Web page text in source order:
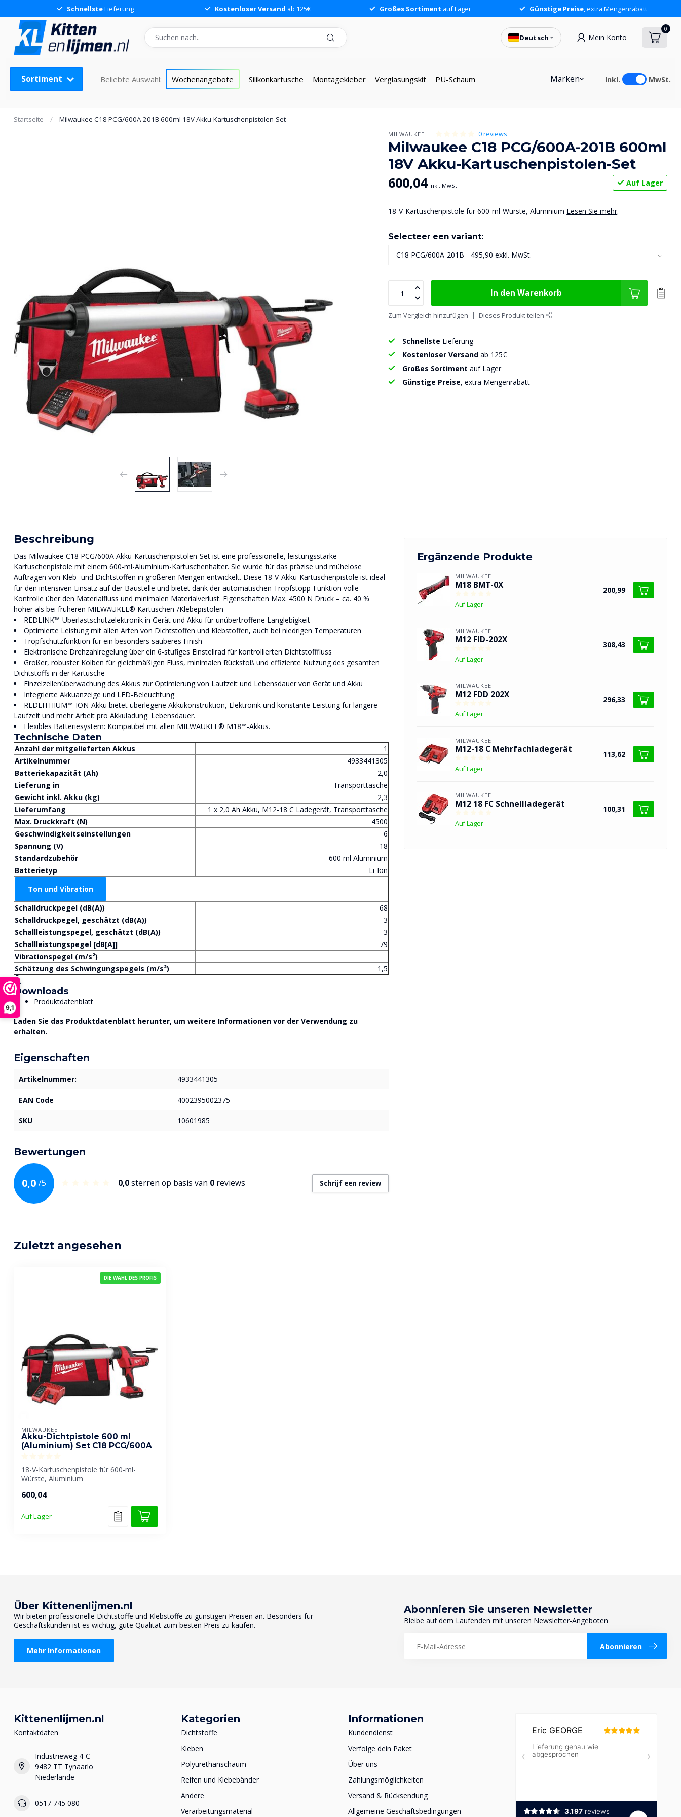
9,1
SchnellsteLieferung Kostenloser Versand ab 125€ Großes Sortiment auf Lager Günstige Preise, extra Mengenrabatt
Deutsch Mein Konto
0
Sortiment Beliebte Auswahl: Wochenangebote Silikonkartusche Montagekleber Verglasungskit PU-Schaum Marken Inkl. MwSt.
Startseite / Milwaukee C18 PCG/600A-201B 600ml 18V Akku-Kartuschenpistolen-Set
MILWAUKEE 0 reviews
Milwaukee C18 PCG/600A-201B 600ml
18V Akku-Kartuschenpistolen-Set
600,04 Inkl. MwSt. Auf Lager
18-V-Kartuschenpistole für 600-ml-Würste, Aluminium Lesen Sie mehr.
Selecteer een variant:
In den Warenkorb
Zum Vergleich hinzufügen Dieses Produkt teilen
Schnellste Lieferung
Kostenloser Versand ab 125€
Großes Sortiment auf Lager
Günstige Preise, extra Mengenrabatt
Beschreibung
Das Milwaukee C18 PCG/600A Akku-Kartuschenpistolen-Set ist eine professionelle, leistungsstarke
Kartuschenpistole mit einem 600-ml-Aluminium-Kartuschenhalter. Sie wurde für das präzise und mühelose
Auftragen von Kleb- und Dichtstoffen in größeren Mengen entwickelt. Diese 18-V-Akku-Kartuschenpistole ist ideal
für den intensiven Einsatz auf der Baustelle und bietet dank der automatischen Tropfstopp-Funktion volle
Kontrolle über den Materialfluss und minimalen Materialverlust. Eigenschaften Max. 4500 N Druck – ca. 40 %
höher als bei früheren MILWAUKEE® Kartuschen-/Klebepistolen
REDLINK™-Überlastschutzelektronik in Gerät und Akku für unübertroffene Langlebigkeit
Optimierte Leistung mit allen Arten von Dichtstoffen und Klebstoffen, auch bei niedrigen Temperaturen
Tropfschutzfunktion für ein besonders sauberes Finish
Elektronische Drehzahlregelung über ein 6-stufiges Einstellrad für kontrollierten Dichtstofffluss
Großer, robuster Kolben für gleichmäßigen Fluss, minimalen Rückstoß und effiziente Nutzung des gesamten
Dichtstoffs in der Kartusche
Einzelzellenüberwachung des Akkus zur Optimierung von Laufzeit und Lebensdauer von Gerät und Akku
Integrierte Akkuanzeige und LED-Beleuchtung
REDLITHIUM™-ION-Akku bietet überlegene Akkukonstruktion, Elektronik und konstante Leistung für längere
Laufzeit und mehr Arbeit pro Akkuladung. Lebensdauer.
Flexibles Batteriesystem: Kompatibel mit allen MILWAUKEE® M18™-Akkus.
Technische Daten
Anzahl der mitgelieferten Akkus
1
Artikelnummer
4933441305
Batteriekapazität (Ah)
2,0
Lieferung in
Transporttasche
Gewicht inkl. Akku (kg)
2,3
Lieferumfang
1 x 2,0 Ah Akku, M12-18 C Ladegerät, Transporttasche
Max. Druckkraft (N)
4500
Geschwindigkeitseinstellungen
6
Spannung (V)
18
Standardzubehör
600 ml Aluminium
Batterietyp
Li-Ion
Ton und Vibration
Schalldruckpegel (dB(A))
68
Schalldruckpegel, geschätzt (dB(A))
3
Schallleistungspegel, geschätzt (dB(A))
3
Schallleistungspegel [dB[A]]
79
Vibrationspegel (m/s²)
Schätzung des Schwingungspegels (m/s²)
1,5
Â
Downloads
Produktdatenblatt
Laden Sie das Produktdatenblatt herunter, um weitere Informationen vor der Verwendung zu
erhalten.
Eigenschaften
Artikelnummer: 4933441305
EAN Code 4002395002375
SKU 10601985
Bewertungen
0,0 /5 0,0sterren op basis van 0 reviews Schrijf een review
Ergänzende Produkte
MILWAUKEE
M18 BMT-0X
Auf Lager
200,99
MILWAUKEE
M12 FID-202X
Auf Lager
308,43
MILWAUKEE
M12 FDD 202X
Auf Lager
296,33
MILWAUKEE
M12-18 C Mehrfachladegerät
Auf Lager
113,62
MILWAUKEE
M12 18 FC Schnellladegerät
Auf Lager
100,31
Zuletzt angesehen
DIE WAHL DES PROFIS
MILWAUKEE
Akku-Dichtpistole 600 ml
(Aluminium) Set C18 PCG/600A
18-V-Kartuschenpistole für 600-ml-
Würste, Aluminium
600,04
Auf Lager
Über Kittenenlijmen.nl
Wir bieten professionelle Dichtstoffe und Klebstoffe zu günstigen Preisen an. Besonders für
Geschäftskunden ist es wichtig, gute Qualität zum besten Preis zu kaufen.
Mehr Informationen
Abonnieren Sie unseren Newsletter
Bleibe auf dem Laufenden mit unseren Newsletter-Angeboten
Abonnieren
Kittenenlijmen.nl
Kontaktdaten
Industrieweg 4-C
9482 TT Tynaarlo
Niederlande
0517 745 080
Kategorien
Dichtstoffe
Kleben
Polyurethanschaum
Reifen und Klebebänder
Andere
Verarbeitungsmaterial
Informationen
Kundendienst
Verfolge dein Paket
Über uns
Zahlungsmöglichkeiten
Versand & Rücksendung
Allgemeine Geschäftsbedingungen